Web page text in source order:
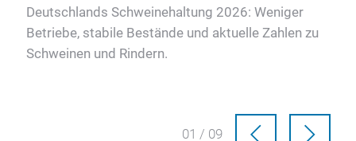
Deutschlands Schweinehaltung 2026: Weniger
Betriebe, stabile Bestände und aktuelle Zahlen zu
Schweinen und Rindern.
01 / 09